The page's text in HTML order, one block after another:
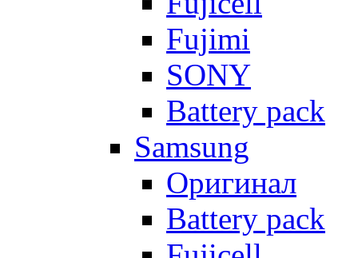
Fujimi
SONY
Battery pack
Samsung
Оригинал
Battery pack